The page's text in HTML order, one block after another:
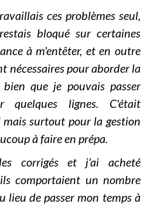
ces problèmes seul,
bloqué sur certaines
à m'entêter, et en outre
nécessaires pour aborder la
que je pouvais passer
quelques lignes. C'était
surtout pour la gestion
à faire en prépa.
corrigés et j'ai acheté
comportaient un nombre
lieu de passer mon temps à